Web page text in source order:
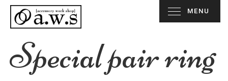
Special pair ring
MENU